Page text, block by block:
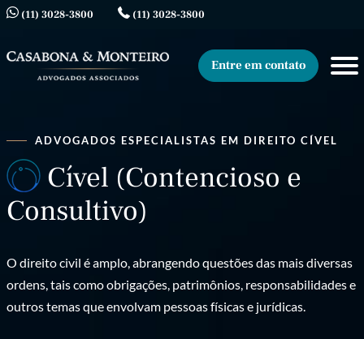
(11) 3028-3800 (11) 3028-3800
Entre em contato
ADVOGADOS ESPECIALISTAS EM DIREITO CÍVEL
Cível (Contencioso e
Consultivo)
O direito civil é amplo, abrangendo questões das mais diversas
ordens, tais como obrigações, patrimônios, responsabilidades e
outros temas que envolvam pessoas físicas e jurídicas.